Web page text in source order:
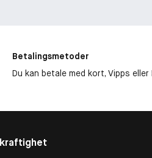
Betalingsmetoder
Du kan betale med kort, Vipps